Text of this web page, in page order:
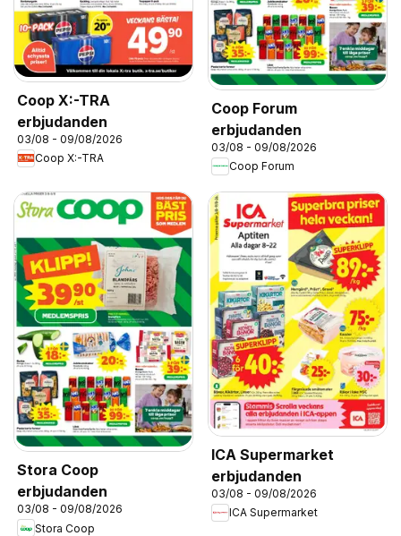
Coop X:-TRA
erbjudanden
03/08 - 09/08/2026
Coop X:-TRA
Coop Forum
erbjudanden
03/08 - 09/08/2026
Coop Forum
Stora Coop
erbjudanden
03/08 - 09/08/2026
Stora Coop
ICA Supermarket
erbjudanden
03/08 - 09/08/2026
ICA Supermarket